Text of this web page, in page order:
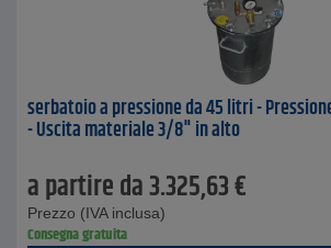
serbatoio a pressione da 45 litri -
- Uscita materiale 3/8" in alto
a partire da3.325,63€
Prezzo (IVA inclusa)
Consegna gratuita